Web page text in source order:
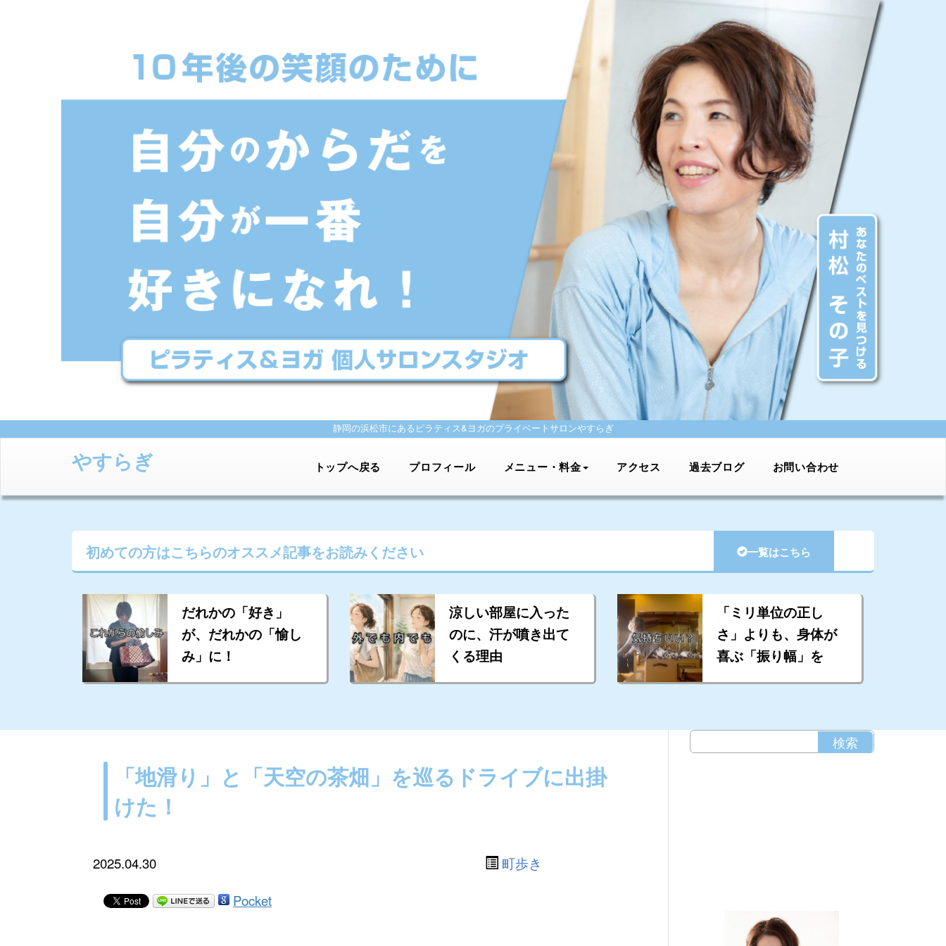
静岡の浜松市にあるピラティス&ヨガのプライベートサロンやすらぎ
やすらぎ トップへ戻る プロフィール メニュー・料金 アクセス 過去ブログ お問い合わせ
初めての方はこちらのオススメ記事をお読みください 一覧はこちら
だれかの「好き」
が、だれかの「愉し
み」に！
涼しい部屋に入った
のに、汗が噴き出て
くる理由
「ミリ単位の正し
さ」よりも、身体が
喜ぶ「振り幅」を
「地滑り」と「天空の茶畑」を巡るドライブに出掛
けた！
2025.04.30 町歩き
Pocket